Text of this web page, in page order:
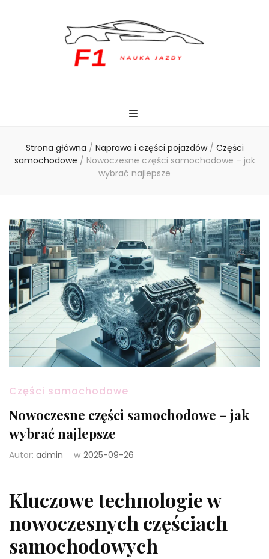
Strona główna / Naprawa i części pojazdów / Części
samochodowe / Nowoczesne części samochodowe – jak
wybrać najlepsze
Części samochodowe
Nowoczesne części samochodowe – jak
wybrać najlepsze
Autor: admin w 2025-09-26
Kluczowe technologie w
nowoczesnych częściach
samochodowych